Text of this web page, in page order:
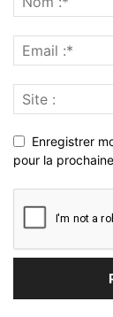
Enregistrer
pour la